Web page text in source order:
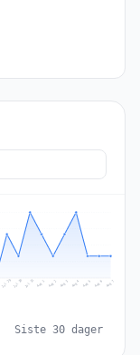
Jul 29 Jul 30 Jul 31 Aug 1 Aug 2 Aug 3 Aug 4 Aug 5 Aug 6 Aug 7
Siste 30 dager